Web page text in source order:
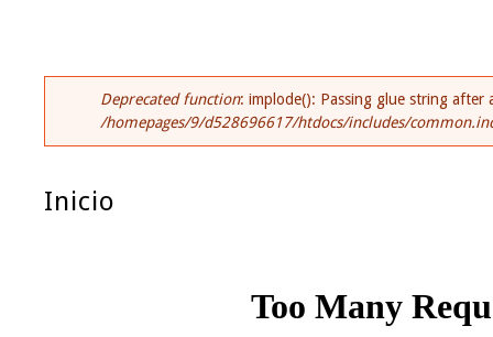
Mensaje De Error
Deprecated function: implode(): Passing glue string after
/homepages/9/d528696617/htdocs/includes/
Inicio